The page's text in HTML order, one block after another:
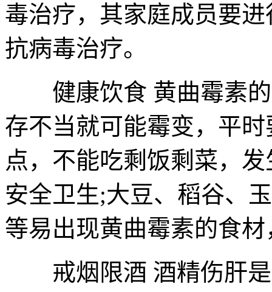
毒治疗，其家庭成员要
抗病毒治疗。
健康饮食 黄曲霉素的
存不当就可能霉变，平
点，不能吃剩饭剩菜，
安全卫生;大豆、稻谷、
等易出现黄曲霉素的食
戒烟限酒 酒精伤肝是